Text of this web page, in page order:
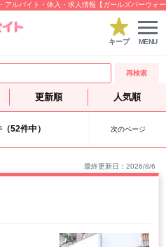
アルバイト・体入・求人情報【ガールズバーウォ
キープ MENU
再検索
更新順 人気順
52件中） 次のページ
最終更新日：2026/8/6